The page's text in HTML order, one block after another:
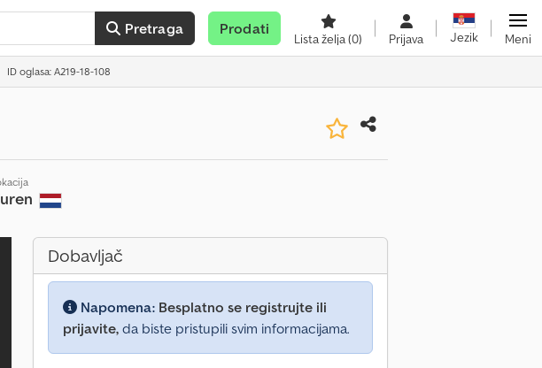
Pretraga Prodati
Lista želja(0) Prijava Jezik Meni
ID oglasa: A219-18-108
Dobavljač
Napomena: Besplatno se registrujte ili
prijavite, da biste pristupili svim informacijama.